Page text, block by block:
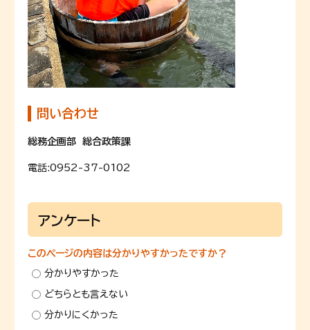
問い合わせ
総務企画部 総合政策課
電話:0952-37-0102
アンケート
このページの内容は分かりやすかったですか？
分かりやすかった
どちらとも言えない
分かりにくかった